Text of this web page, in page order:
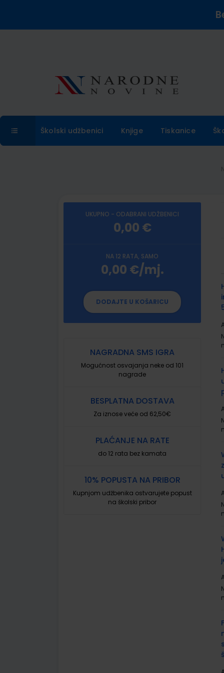
Školski udžbenici Knjige Tiskanice
UKUPNO - ODABRANI UDŽBENICI
0,00 €
NA 12 RATA, SAMO
0,00 €/mj.
DODAJTE U KOŠARICU
NAGRADNA SMS IGRA
Mogućnost osvajanja neke od 101
nagrade
BESPLATNA DOSTAVA
Za iznose veće od 62,50€
PLAĆANJE NA RATE
do 12 rata bez kamata
10% POPUSTA NA PRIBOR
Kupnjom udžbenika ostvarujete popust
na školski pribor